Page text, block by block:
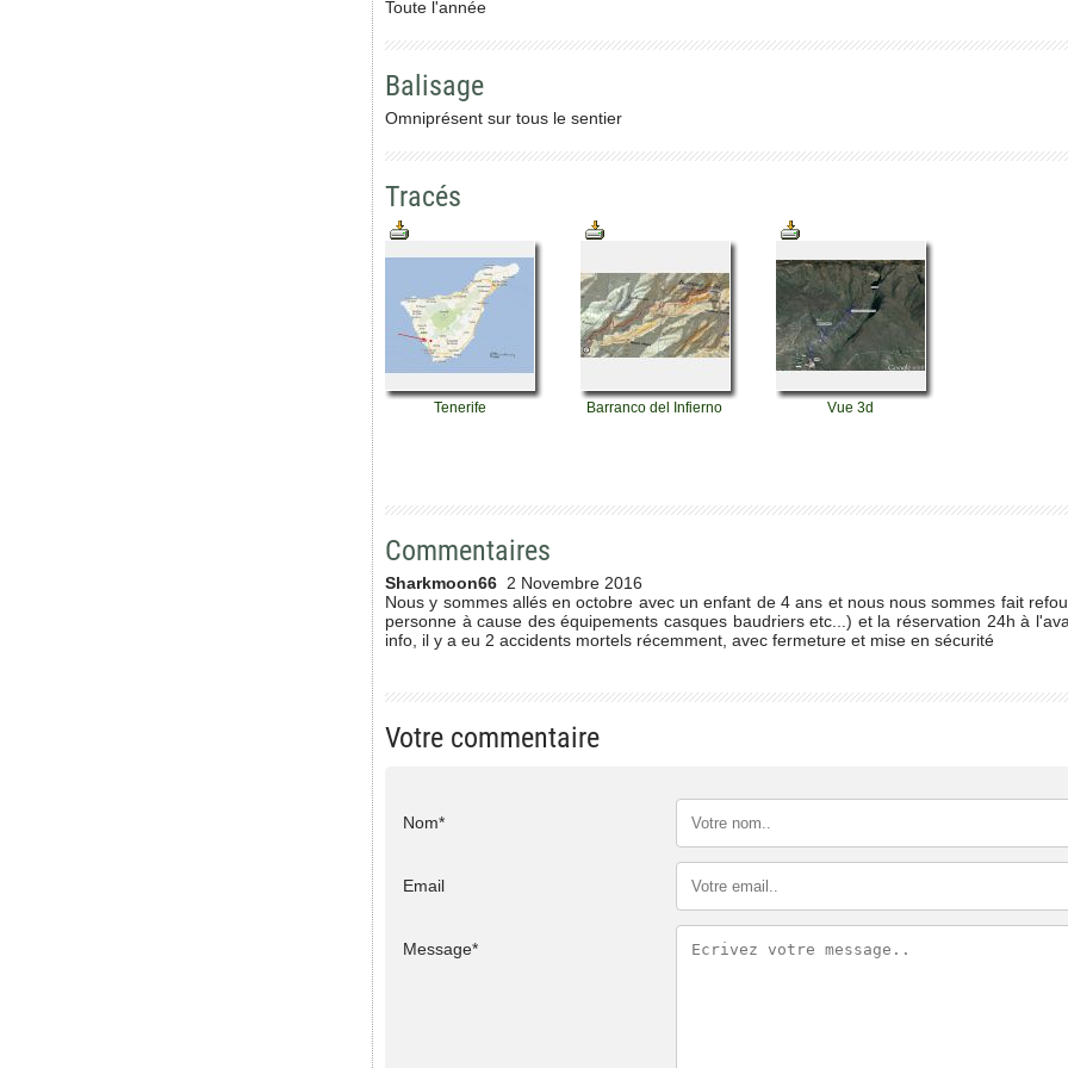
Toute l'année
Balisage
Omniprésent sur tous le sentier
Tracés
Tenerife Barranco del Infierno Vue 3d
Commentaires
Sharkmoon66 2 Novembre 2016
Nous y sommes allés en octobre avec un enfant de 4 ans et nous nous sommes fait
personne à cause des équipements casques baudriers etc...) et la réservation 24h à
info, il y a eu 2 accidents mortels récemment, avec fermeture et mise en sécurité
Votre commentaire
Nom*
Email
Message*